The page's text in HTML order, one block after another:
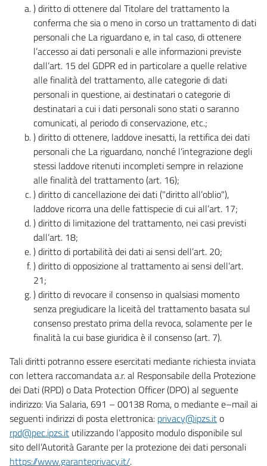
) diritto di ottenere dal Titolare del trattamento la
conferma che sia o meno in corso un trattamento di dati
personali che La riguardano e, in tal caso, di ottenere
l’accesso ai dati personali e alle informazioni previste
dall’art. 15 del GDPR ed in particolare a quelle relative
alle finalità del trattamento, alle categorie di dati
personali in questione, ai destinatari o categorie di
destinatari a cui i dati personali sono stati o saranno
comunicati, al periodo di conservazione, etc.;
) diritto di ottenere, laddove inesatti, la rettifica dei dati
personali che La riguardano, nonché l’integrazione degli
stessi laddove ritenuti incompleti sempre in relazione
alle finalità del trattamento (art. 16);
) diritto di cancellazione dei dati ("diritto all’oblio"),
laddove ricorra una delle fattispecie di cui all’art. 17;
) diritto di limitazione del trattamento, nei casi previsti
dall’art. 18;
) diritto di portabilità dei dati ai sensi dell’art. 20;
) diritto di opposizione al trattamento ai sensi dell’art.
21;
) diritto di revocare il consenso in qualsiasi momento
senza pregiudicare la liceità del trattamento basata sul
consenso prestato prima della revoca, solamente per le
finalità la cui base giuridica è il consenso (art. 7).
Tali diritti potranno essere esercitati mediante richiesta inviata
con lettera raccomandata a.r. al Responsabile della Protezione
dei Dati (RPD) o Data Protection Officer (DPO) al seguente
indirizzo: Via Salaria, 691 – 00138 Roma, o mediante e–mail ai
seguenti indirizzi di posta elettronica: privacy@ipzs.ito
rpd@pec.ipzs.it utilizzando l’apposito modulo disponibile sul
sito dell’Autorità Garante per la protezione dei dati personali
https://www.garanteprivacy.it/.